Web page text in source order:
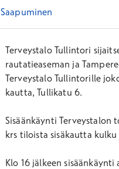
Saapuminen
Terveystalo Tullintori
rautatieaseman ja
Terveystalo Tullintorille
kautta, Tullikatu 6.
Sisäänkäynti Terveystalon
krs tiloista sisäkautta
Klo 16 jälkeen